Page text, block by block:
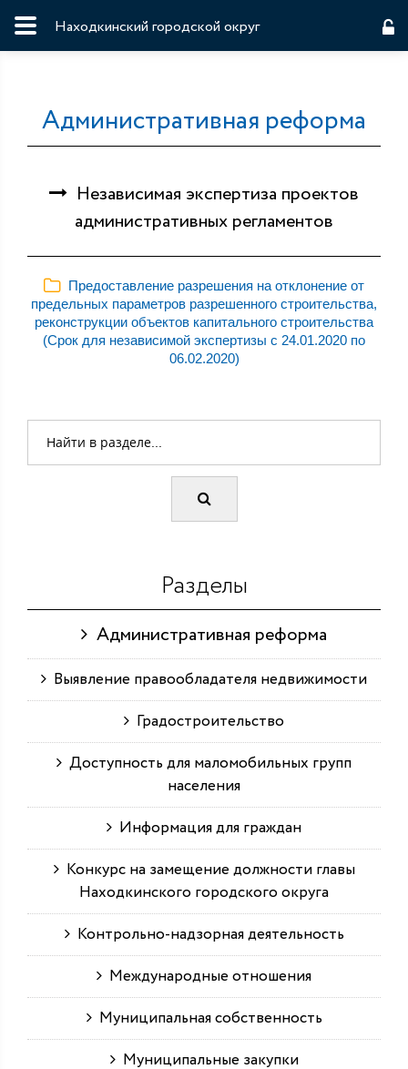
Находкинский городской округ
Административная реформа
Независимая экспертиза проектов
административных регламентов
Предоставление разрешения на отклонение от
предельных параметров разрешенного строительства,
реконструкции объектов капитального строительства
(Срок для независимой экспертизы с 24.01.2020 по
06.02.2020)
Разделы
Административная реформа
Выявление правообладателя недвижимости
Градостроительство
Доступность для маломобильных групп
населения
Информация для граждан
Конкурс на замещение должности главы
Находкинского городского округа
Контрольно-надзорная деятельность
Международные отношения
Муниципальная собственность
Муниципальные закупки